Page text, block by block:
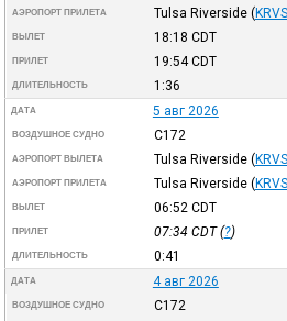
АЭРОПОРТ ПРИЛЕТА Tulsa Riverside (KRVS
ВЫЛЕТ 18:18 CDT
ПРИЛЕТ 19:54CDT
ДЛИТЕЛЬНОСТЬ 1:36
ДАТА 5 авг 2026
ВОЗДУШНОЕ СУДНО C172
АЭРОПОРТ ВЫЛЕТА Tulsa Riverside (KRVS
АЭРОПОРТ ПРИЛЕТА Tulsa Riverside (KRVS
ВЫЛЕТ 06:52 CDT
ПРИЛЕТ 07:34 CDT(?)
ДЛИТЕЛЬНОСТЬ 0:41
ДАТА 4 авг 2026
ВОЗДУШНОЕ СУДНО C172